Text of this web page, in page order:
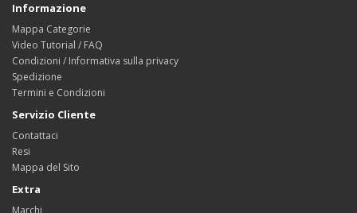
Informazione
Mappa Categorie
Video Tutorial / FAQ
Condizioni / Informativa sulla privacy
Spedizione
Termini e Condizioni
Servizio Cliente
Contattaci
Resi
Mappa del Sito
Extra
Marchi